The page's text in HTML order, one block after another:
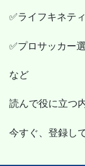
✅ライフキネテ
✅プロサッカー
など
読んで役に立つ
今すぐ、登録し